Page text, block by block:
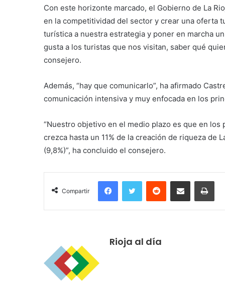
Con este horizonte marcado, el Gobierno de La
en la competitividad del sector y crear una oferta
turística a nuestra estrategia y poner en marcha
gusta a los turistas que nos visitan, saber qué
consejero.
Además, “hay que comunicarlo”, ha afirmado
comunicación intensiva y muy enfocada en los
“Nuestro objetivo en el medio plazo es que en
crezca hasta un 11% de la creación de riqueza de
(9,8%)”, ha concluido el consejero.
Compartir
Rioja al día